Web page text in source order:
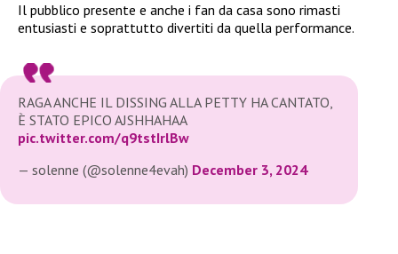
Il pubblico presente e anche i fan da casa sono rimasti
entusiasti e soprattutto divertiti da quella performance.
RAGA ANCHE IL DISSING ALLA PETTY HA CANTATO,
È STATO EPICO AJSHHAHAA
pic.twitter.com/q9tstIrlBw
— solenne (@solenne4evah) December 3, 2024